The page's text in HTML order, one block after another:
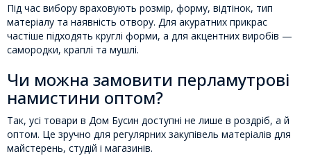
Під час вибору враховують розмір, форму, відтінок, тип
матеріалу та наявність отвору. Для акуратних прикрас
частіше підходять круглі форми, а для акцентних виробів —
самородки, краплі та мушлі.
Чи можна замовити перламутрові
намистини оптом?
Так, усі товари в Дом Бусин доступні не лише в роздріб, а й
оптом. Це зручно для регулярних закупівель матеріалів для
майстерень, студій і магазинів.